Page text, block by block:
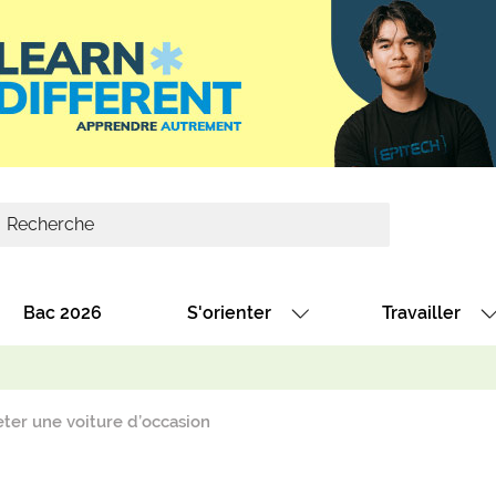
Bac 2026 S'orienter Travailler
une voiture d’occasion